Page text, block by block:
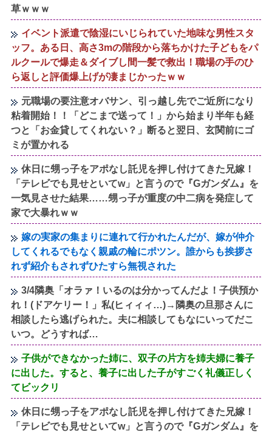
草ｗｗｗ
イベント派遣で陰湿にいじられていた地味な男性スタ
ッフ。ある日、高さ3mの階段から落ちかけた子どもをパ
ルクールで爆走＆ダイブし間一髪で救出！職場の手のひ
ら返しと評価爆上げが凄まじかったｗｗ
元職場の要注意オバサン、引っ越し先でご近所になり
粘着開始！！「どこまで送って！」から始まり半年も経
つと「お金貸してくれない？」断ると翌日、玄関前にゴ
ミが置かれる
休日に甥っ子をアポなし託児を押し付けてきた兄嫁！
「テレビでも見せといてw」と言うので『Gガンダム』を
一気見させた結果……甥っ子が重度の中二病を発症して
家で大暴れｗｗ
嫁の実家の集まりに連れて行かれたんだが、嫁が仲介
してくれるでもなく親戚の輪にポツン。誰からも挨拶さ
れず紹介もされずひたすら無視された
3/4隣奥「オラァ！いるのは分かってんだよ！子供預か
れ！(ドアケリー！」私(ヒィィィ…)→隣奥の旦那さんに
相談したら逃げられた。夫に相談してもなにいってだこ
いつ。どうすれば…
子供ができなかった姉に、双子の片方を姉夫婦に養子
に出した。すると、養子に出した子がすごく礼儀正しく
てビックリ
休日に甥っ子をアポなし託児を押し付けてきた兄嫁！
「テレビでも見せといてw」と言うので『Gガンダム』を